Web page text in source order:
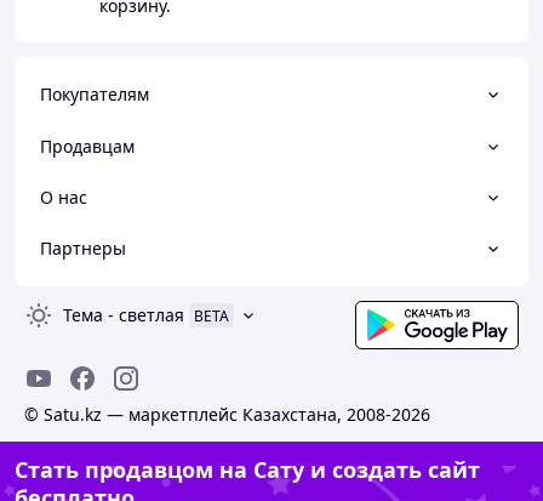
корзину.
Покупателям
Продавцам
О нас
Партнеры
Тема - светлая BETA
© Satu.kz — маркетплейс Казахстана, 2008-2026
Стать продавцом на Сату и создать сайт